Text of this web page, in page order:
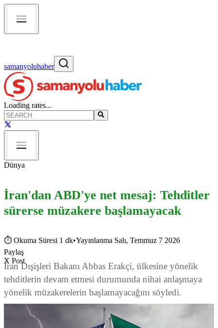
samanyoluhaber
Loading rates...
Dünya
İran'dan ABD'ye net mesaj: Tehditler
sürerse müzakere başlamayacak
⏱ Okuma Süresi 1 dk•Yayınlanma Salı, Temmuz 7 2026
Paylaş
X Post
İran Dışişleri Bakanı Abbas Erakçi, ülkesine yönelik
tehditlerin devam etmesi durumunda nihai anlaşmaya
yönelik müzakerelerin başlamayacağını söyledi.